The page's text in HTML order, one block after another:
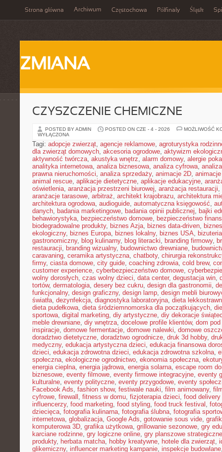
Strona główna Archiwum Częstochowa Półfinały Śląsk
ZMIANA
CZYSZCZENIE CHEMICZNE
POSTED BY ADMIN POSTED ON CZE - 4 - 2026
MOŻLIWOŚĆ
WYŁĄCZONA
Tagi: adopcje zwierząt, agencje reklamowe, agroturystyka
dla zwierząt domowych, akcesoria ogrodowe, aktywizm
aktywność twórcza, akustyka wnętrz, alarm domowy, alergie
analityka internetowa, analiza biznesowa, analiza cyfrowa,
prawna nieruchomości, analiza sprzedaży, animacje 2D,
animal rescue, aplikacje dietetyczne, aplikacje edukacyjne,
oświetlenia, aranżacja przestrzeni biurowej, aranżacja restauracji,
aranżacje tarasowe, arbitraż, architekt krajobrazu, architektura
architektura ogrodowa, audioguide, automatyczna księgowość,
danych, badania marketingowe, badania opinii publicznej, bajki
behawiorystyka, bezpieczeństwo domowe, bezpieczeństwo
biodegradowalne produkty, biznes Azja, biznes data-driven,
ekologiczny, biznes Europa, biznes lokalny, biznes USA,
gastronomiczny, blog kulinarny, blog literacki, branding firmowy,
restauracji, branding wizualny, budownictwo drewniane,
caravaning, ceramika artystyczna, chatboty, chirurgia
firmy, ciasta domowe, city guide, coaching zdrowia, cold brew,
customer experience, cyberbezpieczeństwo domowe,
wolny dorosłych, czas wolny dzieci, data center, degustacja win,
tortów, dermatologia, desery bez cukru, design dla gastronomii,
funkcjonalny, design graficzny, design lamp, design mebli
światła, dezynfekcja, diagnostyka laboratoryjna, dieta
dieta pudełkowa, dieta śródziemnomorska dla początkujących,
sportowa, digital marketing, diy artystyczne, diy dekoracje
meble drewniane, diy wnętrza, docelowe profile klientów, dom
inspiracje, domowe fermentacje, domowe nalewki, domowe
doradztwo dietetyczne, doradztwo ogrodnicze, druk 3d hobby,
medyczny, edukacja artystyczna dzieci, edukacja finansowa
dzieci, edukacja zdrowotna dzieci, edukacja zdrowotna szkolna,
społeczna, ekologiczne ogrodnictwo, ekonomia społeczna,
energia cieplna, energia jądrowa, energia solarna, escape room
biznesowe, eventy filmowe, eventy firmowe integracyjne, eventy
kulturalne, eventy polityczne, eventy przygodowe, eventy
Facebook Ads, fashion show, festiwale nauki, film animowany,
cyfrowe, firewall , fitness w domu, fizjoterapia dzieci, food delivery
influencerzy, food marketing, food styling, food truck festival ,
dziecięca, fotografia kulinarna, fotografia ślubna, fotografia
internetowa, globalizacja, Google Ads, gotowanie sous vide,
komputerowa 3D, grafika użytkowa, grillowanie sezonowe, gry
karciane rodzinne, gry logiczne online, gry planszowe strategiczne
produkty, herbata matcha, hobby kreatywne, hotele dla zwierząt,
glikemiczny, influencer marketing kampanie, inspekcje budowlane